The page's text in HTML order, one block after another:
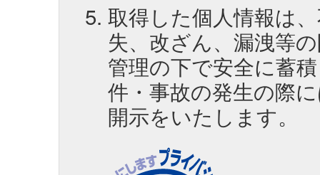
取得した個人情報は
失、改ざん、漏洩等
管理の下で安全に蓄
件・事故の発生の際
開示をいたします。